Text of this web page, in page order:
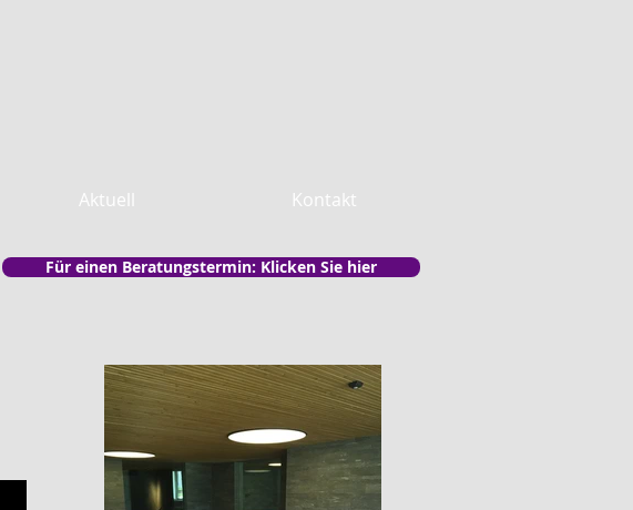
Aktuell Kontakt
Für einen Beratungstermin: Klicken Sie hier